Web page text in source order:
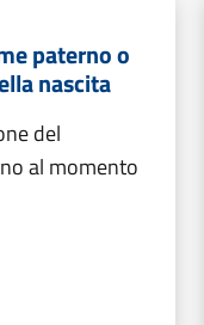
paterno o
nascita
del
al momento